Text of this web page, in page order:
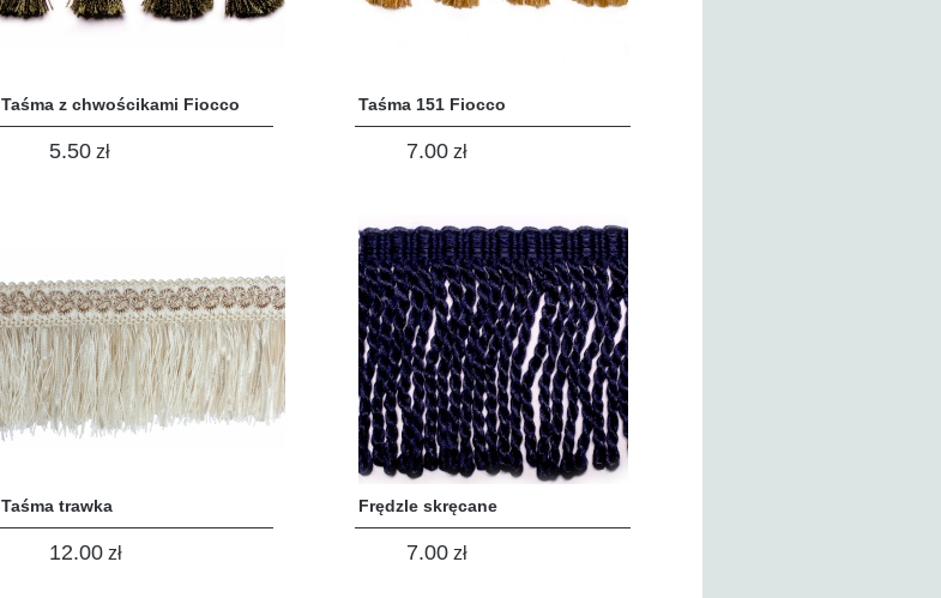
Taśma z chwościkami Fiocco
5.50 zł
Taśma 151 Fiocco
7.00 zł
Taśma trawka
12.00 zł
Frędzle skręcane
7.00 zł